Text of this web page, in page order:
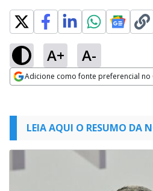
A+ A-
Adicione como fonte preferencial no
LEIA AQUI O RESUMO DA